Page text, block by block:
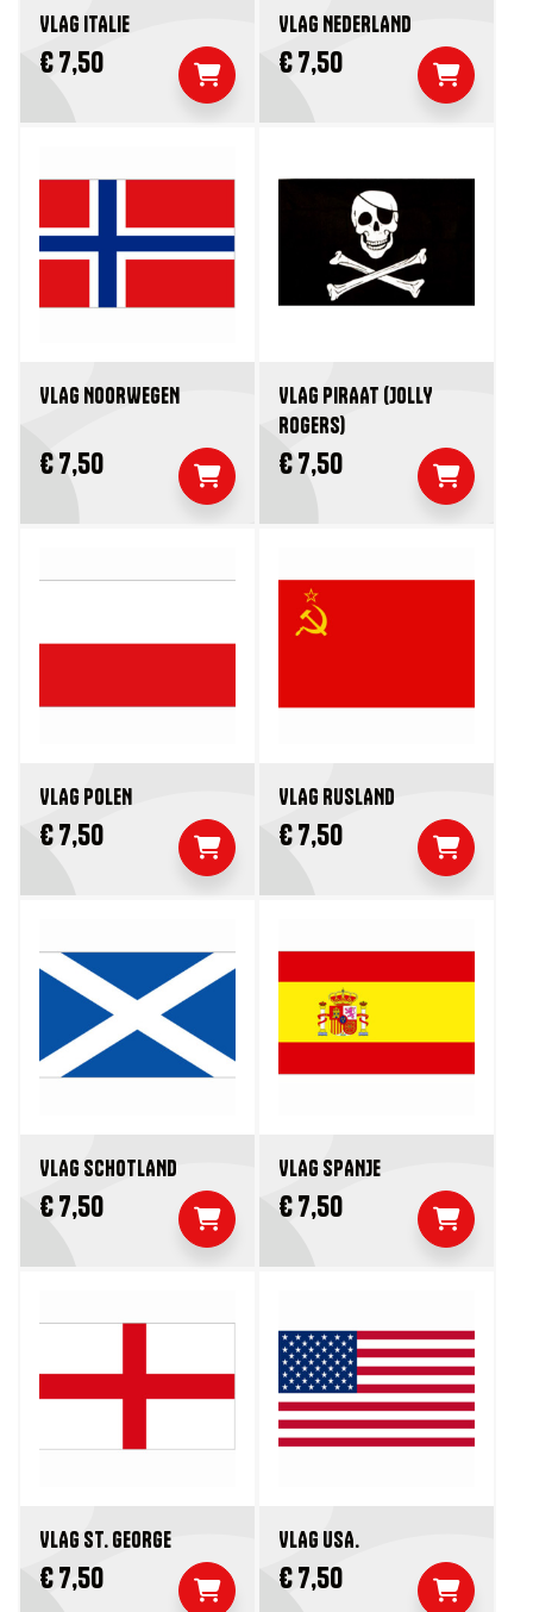
VLAG ITALIE
€ 7,50
VLAG NEDERLAND
€ 7,50
VLAG NOORWEGEN
€ 7,50
VLAG PIRAAT (JOLLY
ROGERS)
€ 7,50
VLAG POLEN
€ 7,50
VLAG RUSLAND
€ 7,50
VLAG SCHOTLAND
€ 7,50
VLAG SPANJE
€ 7,50
VLAG ST. GEORGE
€ 7,50
VLAG USA.
€ 7,50